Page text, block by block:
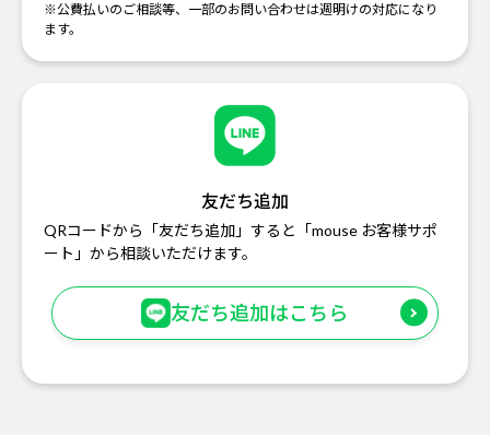
※公費払いのご相談等、一部のお問い合わせは週明けの対応になり
ます。
友だち追加
QRコードから「友だち追加」すると「mouse お客様サポ
ート」から相談いただけます。
友だち追加はこちら